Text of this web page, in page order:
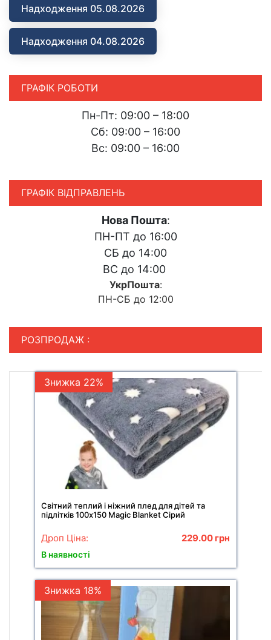
Надходження 05.08.2026
Надходження 04.08.2026
ГРАФІК РОБОТИ
Пн-Пт: 09:00 – 18:00
Сб: 09:00 – 16:00
Вс: 09:00 – 16:00
ГРАФІК ВІДПРАВЛЕНЬ
Нова Пошта:
ПН-ПТ до 16:00
СБ до 14:00
ВС до 14:00
УкрПошта:
ПН-СБ до 12:00
РОЗПРОДАЖ :
Знижка 22%
Світний теплий і ніжний плед для дітей та
підлітків 100x150 Magic Blanket Сірий
Дроп Ціна: 229.00 грн
В наявності
Знижка 18%